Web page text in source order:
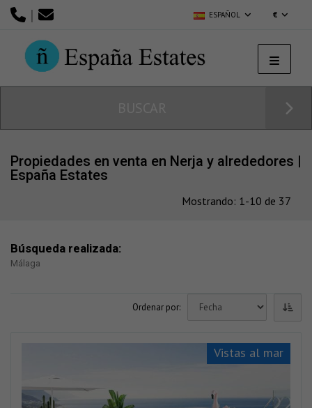
| ESPAÑOL €
Propiedades en venta en Nerja y alrededores |
España Estates
Mostrando: 1-10 de 37
Búsqueda realizada:
Málaga
Ordenar por:
Vistas al mar